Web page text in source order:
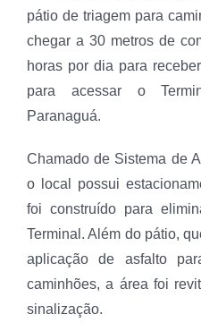
pátio de triagem para
chegar a 30 metros de
horas por dia para
para acessar o
Paranaguá.
Chamado de Sistema de
o local possui
foi construído para
Terminal. Além do pátio,
aplicação de asfalto
caminhões, a área foi
sinalização.